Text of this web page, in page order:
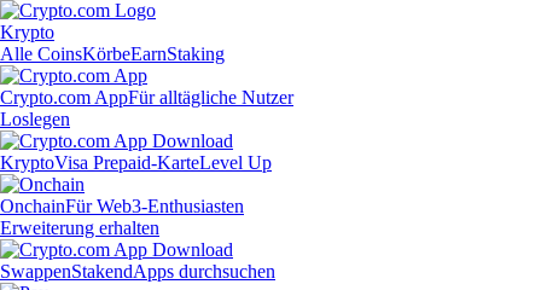
Krypto
Alle CoinsKörbeEarnStaking
Crypto.com AppFür alltägliche Nutzer
Loslegen
KryptoVisa Prepaid-KarteLevel Up
OnchainFür Web3-Enthusiasten
Erweiterung erhalten
SwappenStakendApps durchsuchen